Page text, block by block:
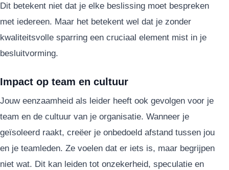
Dit betekent niet dat je elke beslissing moet bespreken
met iedereen. Maar het betekent wel dat je zonder
kwaliteitsvolle sparring een cruciaal element mist in je
besluitvorming.
Impact op team en cultuur
Jouw eenzaamheid als leider heeft ook gevolgen voor je
team en de cultuur van je organisatie. Wanneer je
geïsoleerd raakt, creëer je onbedoeld afstand tussen jou
en je teamleden. Ze voelen dat er iets is, maar begrijpen
niet wat. Dit kan leiden tot onzekerheid, speculatie en